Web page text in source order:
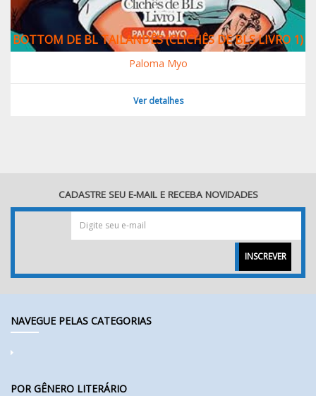
BOTTOM DE BL TAILANDÊS (CLICHÊS DE BLS LIVRO 1)
Paloma Myo
Ver detalhes
CADASTRE SEU E-MAIL E RECEBA NOVIDADES
INSCREVER
NAVEGUE PELAS CATEGORIAS
POR GÊNERO LITERÁRIO